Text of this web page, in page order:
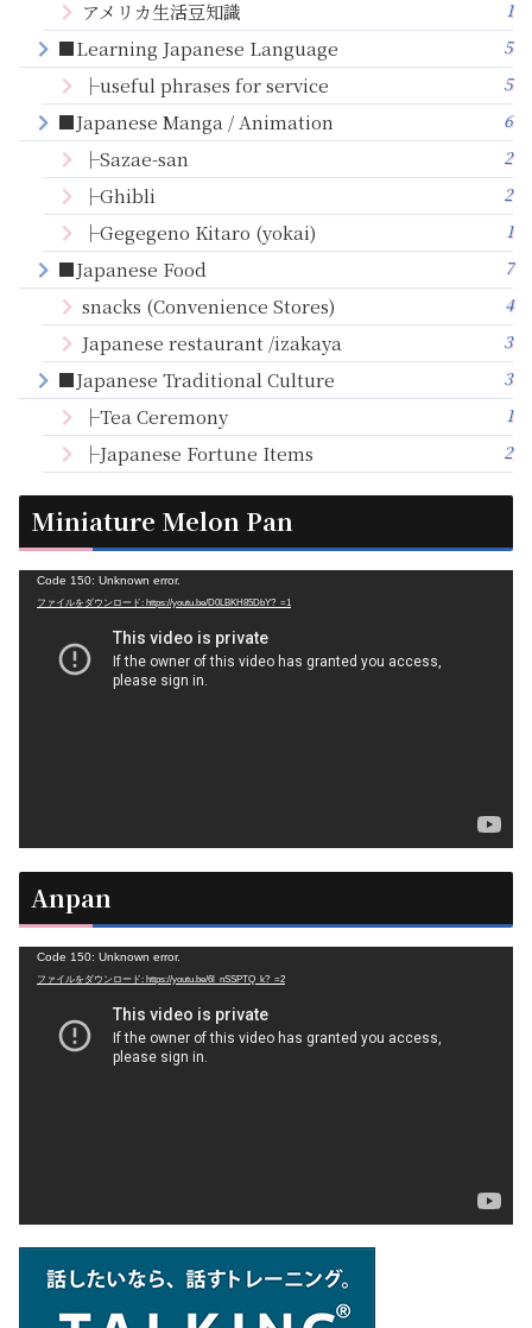
アメリカ生活豆知識 1
■Learning Japanese Language 5
├useful phrases for service 5
■Japanese Manga / Animation 6
├Sazae-san 2
├Ghibli 2
├Gegegeno Kitaro (yokai) 1
■Japanese Food 7
snacks (Convenience Stores) 4
Japanese restaurant /izakaya 3
■Japanese Traditional Culture 3
├Tea Ceremony 1
├Japanese Fortune Items 2
Miniature Melon Pan
Code 150: Unknown error.
ファイルをダウンロード: https://youtu.be/D0LBKH85DbY?_=1
Anpan
Code 150: Unknown error.
ファイルをダウンロード: https://youtu.be/6l_nSSPTQ_k?_=2